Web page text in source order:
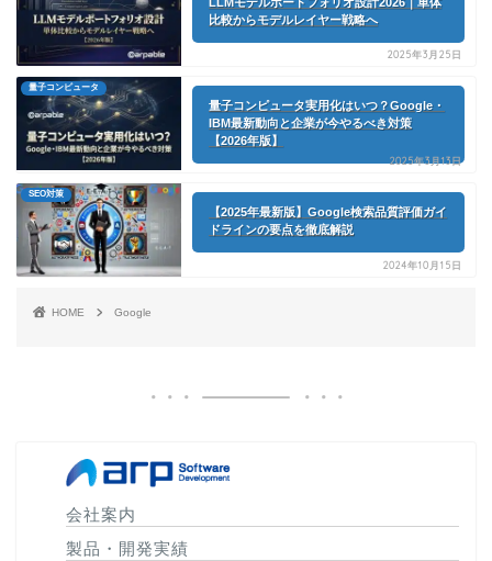
比較からモデルレイヤー戦略へ
2025年3月25日
量子コンピュータ
量子コンピュータ実用化はいつ？Google・
IBM最新動向と企業が今やるべき対策
【2026年版】
2025年3月13日
SEO対策
【2025年最新版】Google検索品質評価ガイ
ドラインの要点を徹底解説
2024年10月15日
HOME Google
会社案内
製品・開発実績